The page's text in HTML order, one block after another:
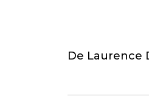
De Laurence